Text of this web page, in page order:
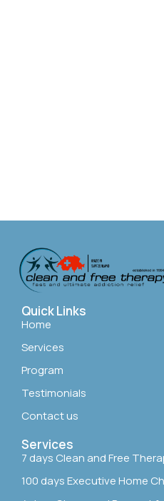
Quick Links
Home
Services
Program
Testimonials
Contact us
Services
7 days Clean and Free
100 days Executive Home